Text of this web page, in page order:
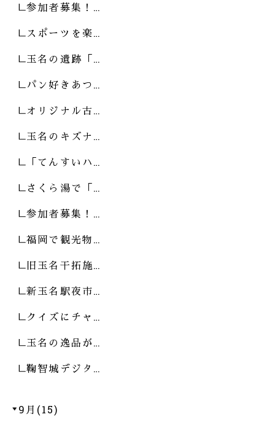
参加者募集！…
スポーツを楽…
玉名の遺跡「…
パン好きあつ…
オリジナル古…
玉名のキズナ…
「てんすいハ…
さくら湯で「…
参加者募集！…
福岡で観光物…
旧玉名干拓施…
新玉名駅夜市…
クイズにチャ…
玉名の逸品が…
鞠智城デジタ…
9月(15)